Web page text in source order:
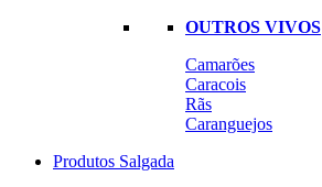
OUTROS VIVOS
Camarões
Caracois
Rãs
Caranguejos
Produtos Salgada